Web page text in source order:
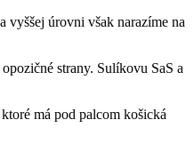
vyššej úrovni však narazíme na
strany. Sulíkovu SaS a
má pod palcom košická